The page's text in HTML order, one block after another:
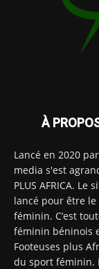
À
Lancé en 2020
media s'est
PLUS AFRICA.
lancé pour être
féminin. C’est
féminin béninois
Footeuses plus
du sport féminin.